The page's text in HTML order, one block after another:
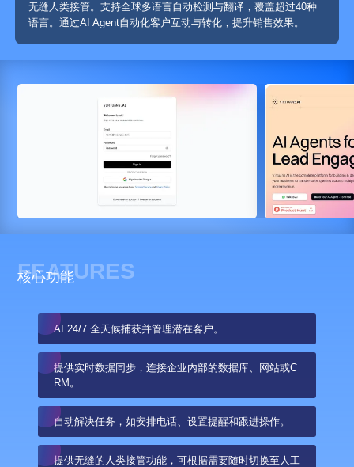
无缝人类接管。支持全球多语言自动检测与翻译，覆盖超过40种
语言。通过AI Agent自动化客户互动与转化，提升销售效果。
FEATURES
核心功能
AI 24/7 全天候捕获并管理潜在客户。
提供实时数据同步，连接企业内部的数据库、网站或C
RM。
自动解决任务，如安排电话、设置提醒和跟进操作。
提供无缝的人类接管功能，可根据需要随时切换至人工